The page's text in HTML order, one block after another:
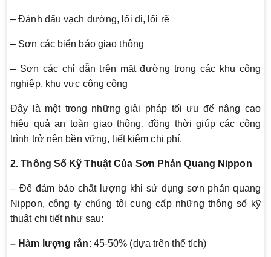
– Đánh dấu vạch đường, lối đi, lối rẽ
– Sơn các biển báo giao thông
– Sơn các chỉ dẫn trên mặt đường trong các khu công
nghiệp, khu vực công cộng
Đây là một trong những giải pháp tối ưu để nâng cao
hiệu quả an toàn giao thông, đồng thời giúp các công
trình trở nên bền vững, tiết kiệm chi phí.
2. Thông Số Kỹ Thuật Của Sơn Phản Quang Nippon
– Để đảm bảo chất lượng khi sử dụng sơn phản quang
Nippon, công ty chúng tôi cung cấp những thông số kỹ
thuật chi tiết như sau:
– Hàm lượng rắn: 45-50% (dựa trên thể tích)